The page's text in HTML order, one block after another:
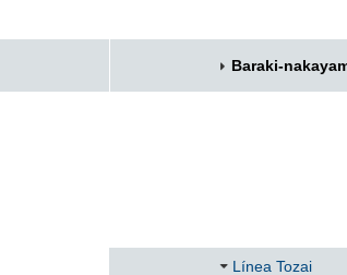
Baraki-
Línea Tozai